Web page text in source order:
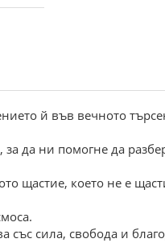
й във вечното
да ни помогне да
щастие, което не е
със сила, свобода и